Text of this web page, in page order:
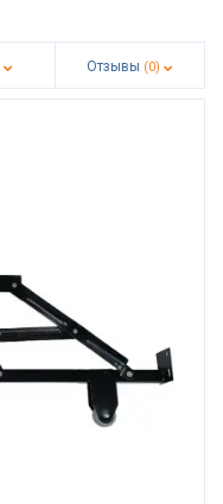
Отзывы (0)